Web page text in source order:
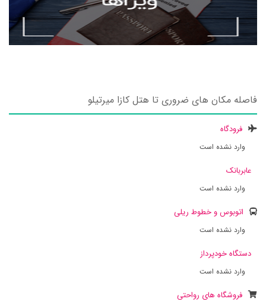
فاصله مکان های ضروری تا هتل کازا میرتیلو
فرودگاه
وارد نشده است
عابربانک
وارد نشده است
اتوبوس و خطوط ریلی
وارد نشده است
دستگاه خودپرداز
وارد نشده است
فروشگاه های رواحتی